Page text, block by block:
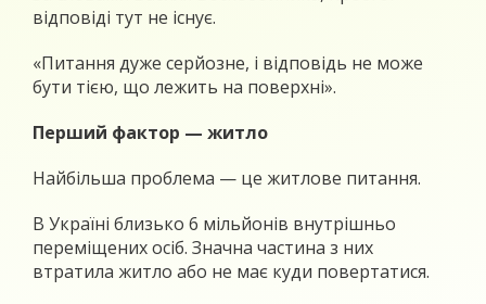
відповіді тут не існує.
«Питання дуже серйозне, і відповідь не може
бути тією, що лежить на поверхні».
Перший фактор — житло
Найбільша проблема — це житлове питання.
В Україні близько 6 мільйонів внутрішньо
переміщених осіб. Значна частина з них
втратила житло або не має куди повертатися.